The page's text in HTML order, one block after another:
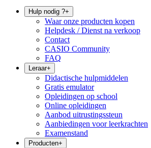
Hulp nodig ?+
Waar onze producten kopen
Helpdesk / Dienst na verkoop
Contact
CASIO Community
FAQ
Leraar+
Didactische hulpmiddelen
Gratis emulator
Opleidingen op school
Online opleidingen
Aanbod uitrustingssteun
Aanbiedingen voor leerkrachten
Examenstand
Producten+